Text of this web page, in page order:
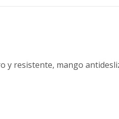
y resistente, mango